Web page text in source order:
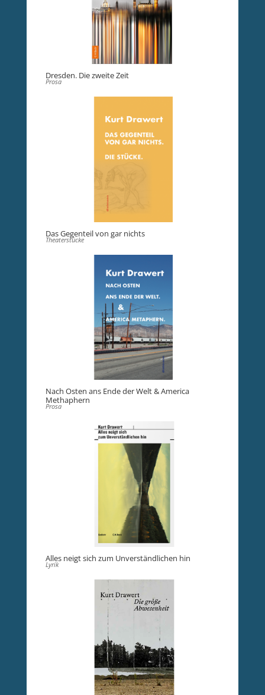
Dresden. Die zweite Zeit
Prosa
Das Gegenteil von gar nichts
Theaterstücke
Nach Osten ans Ende der Welt & America
Methaphern
Prosa
Alles neigt sich zum Unverständlichen hin
Lyrik